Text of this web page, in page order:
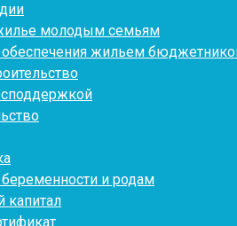
молодым семьям
жильем
и родам
капитал